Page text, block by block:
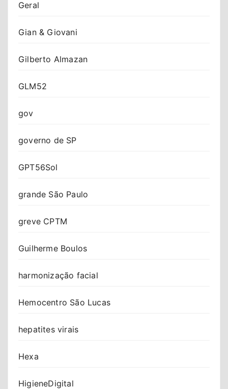
Geral
Gian & Giovani
Gilberto Almazan
GLM52
gov
governo de SP
GPT56Sol
grande São Paulo
greve CPTM
Guilherme Boulos
harmonização facial
Hemocentro São Lucas
hepatites virais
Hexa
HigieneDigital